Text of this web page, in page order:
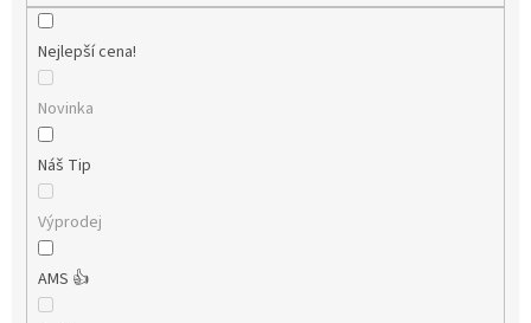
Nejlepší cena!
Novinka
Náš Tip
Výprodej
AMS 👍